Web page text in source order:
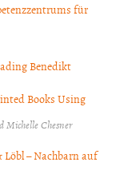
für
Benedikt
Books Using
Michelle Chesner
Löbl – Nachbarn auf